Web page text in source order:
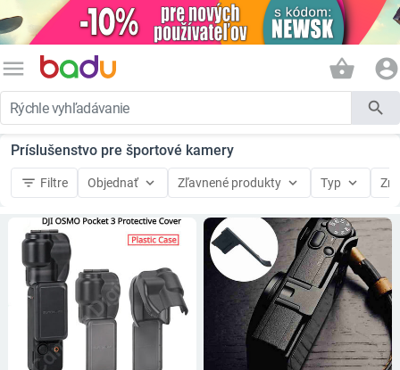
menu shopping_basket account_circle
search
Príslušenstvo pre športové kamery
filter_list Filtre Objednať keyboard_arrow_down Zľavnené produkty keyboard_arrow_down Typ keyboard_arrow_down